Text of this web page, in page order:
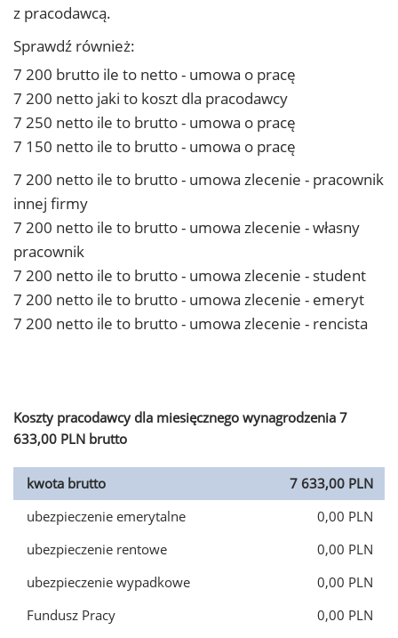
z pracodawcą.
Sprawdź również:
7 200 brutto ile to netto - umowa o pracę
7 200 netto jaki to koszt dla pracodawcy
7 250 netto ile to brutto - umowa o pracę
7 150 netto ile to brutto - umowa o pracę
7 200 netto ile to brutto - umowa zlecenie - pracownik
innej firmy
7 200 netto ile to brutto - umowa zlecenie - własny
pracownik
7 200 netto ile to brutto - umowa zlecenie - student
7 200 netto ile to brutto - umowa zlecenie - emeryt
7 200 netto ile to brutto - umowa zlecenie - rencista
Koszty pracodawcy dla miesięcznego wynagrodzenia 7
633,00 PLN brutto
kwota brutto
7 633,00 PLN
ubezpieczenie emerytalne
0,00 PLN
ubezpieczenie rentowe
0,00 PLN
ubezpieczenie wypadkowe
0,00 PLN
Fundusz Pracy
0,00 PLN